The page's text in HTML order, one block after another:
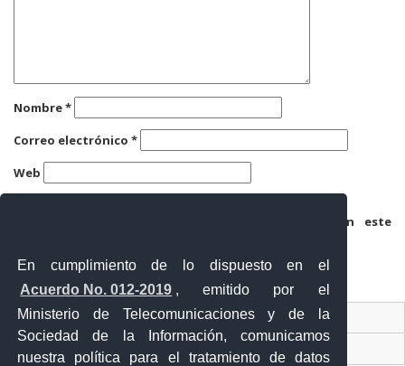
En cumplimiento de lo dispuesto en el
Acuerdo No. 012-2019 , emitido por el
Ministerio de Telecomunicaciones y de la
Sociedad de la Información, comunicamos
nuestra política para el tratamiento de datos
Nombre*
Correo electrónico *
Web
Guarda mi nombre, correo electrónico y web en este
Ventanilla Única Virtual
Ventanilla Única de Comercio Exterior